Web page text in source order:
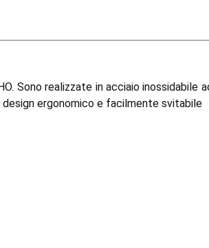
Sono realizzate in acciaio inossidabile
ergonomico e facilmente svitabile